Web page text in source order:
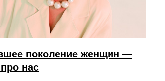
поколение женщин —
нас